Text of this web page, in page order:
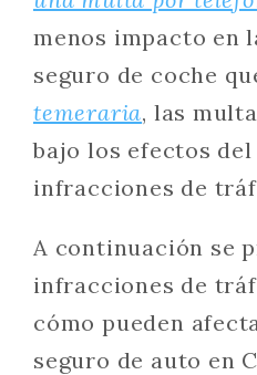
menos impacto en
seguro de coche
temeraria, las
bajo los efectos
infracciones de
A continuación se
infracciones de
cómo pueden
seguro de auto en